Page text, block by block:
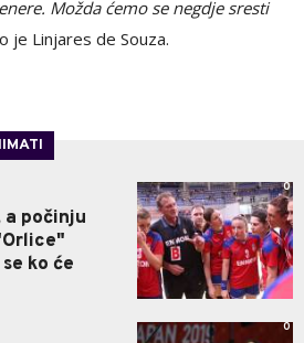
Možda ćemo se negdje sresti
je Linjares de Souza.
počinju
ko će
0
0